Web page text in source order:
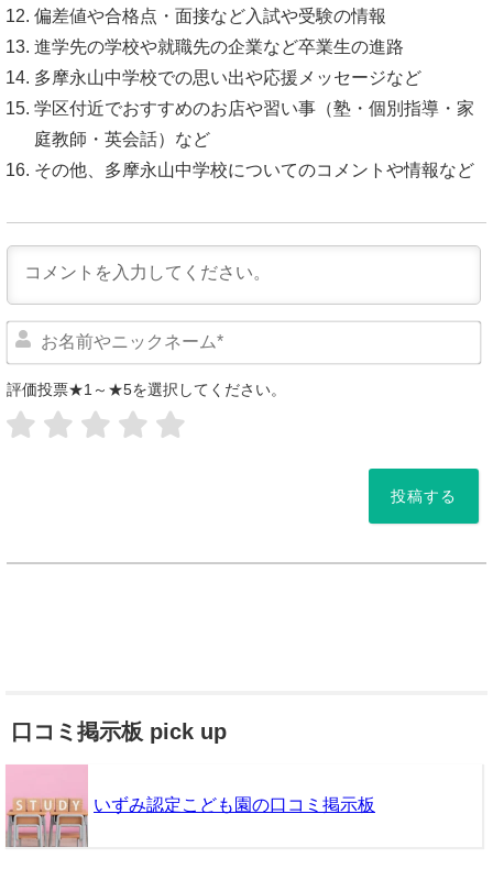
偏差値や合格点・面接など入試や受験の情報
進学先の学校や就職先の企業など卒業生の進路
多摩永山中学校での思い出や応援メッセージなど
学区付近でおすすめのお店や習い事（塾・個別指導・家
庭教師・英会話）など
その他、多摩永山中学校についてのコメントや情報など
評価投票★1～★5を選択してください。
口コミ掲示板 pick up
いずみ認定こども園の口コミ掲示板